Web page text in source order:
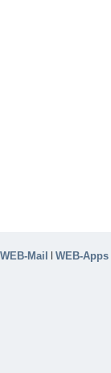
WEB-Mail | WEB-Apps